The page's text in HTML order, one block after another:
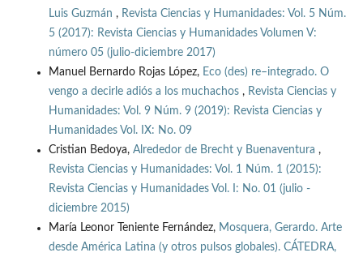
Luis Guzmán , Revista Ciencias y Humanidades: Vol. 5 Núm.
5 (2017): Revista Ciencias y Humanidades Volumen V:
número 05 (julio-diciembre 2017)
Manuel Bernardo Rojas López, Eco (des) re–integrado. O
vengo a decirle adiós a los muchachos , Revista Ciencias y
Humanidades: Vol. 9 Núm. 9 (2019): Revista Ciencias y
Humanidades Vol. IX: No. 09
Cristian Bedoya, Alrededor de Brecht y Buenaventura ,
Revista Ciencias y Humanidades: Vol. 1 Núm. 1 (2015):
Revista Ciencias y Humanidades Vol. I: No. 01 (julio -
diciembre 2015)
María Leonor Teniente Fernández, Mosquera, Gerardo. Arte
desde América Latina (y otros pulsos globales). CÁTEDRA,